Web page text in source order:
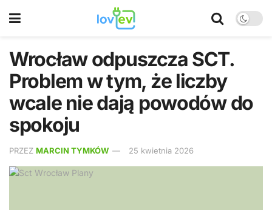
Wrocław odpuszcza SCT.
Problem w tym, że liczby
wcale nie dają powodów do
spokoju
PRZEZ MARCIN TYMKÓW 25 kwietnia 2026